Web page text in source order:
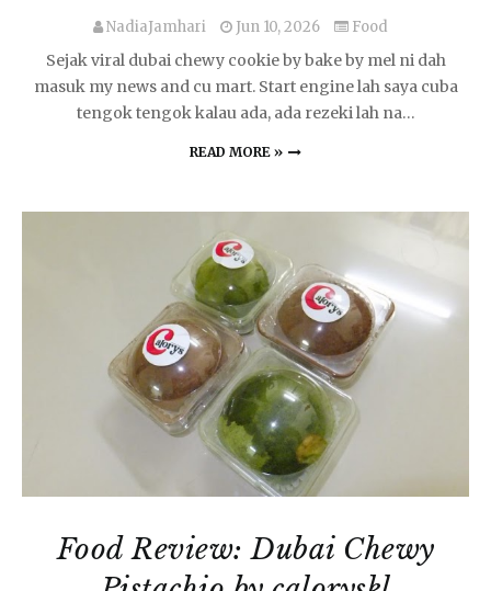
NadiaJamhari Jun 10, 2026 Food
Sejak viral dubai chewy cookie by bake by mel ni dah
masuk my news and cu mart. Start engine lah saya cuba
tengok tengok kalau ada, ada rezeki lah na…
READ MORE »
Food Review: Dubai Chewy